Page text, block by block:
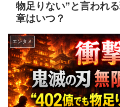
物足りない”と言われ
章はいつ？
エンタメ